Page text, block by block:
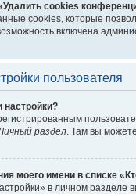
cookies
cookies, которые
включена
пользователя
настройки?
раздел. Там вы
моего имени в списке
в личном разделе